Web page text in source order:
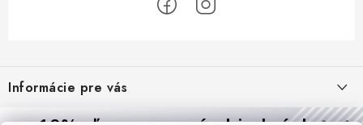
p
ä
Informácie pre vás
Reklamácie a formulár na odstúpenie od zmluvy